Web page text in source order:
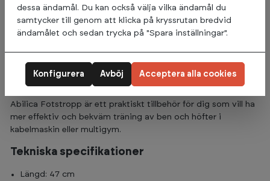
Stabilt fäste:
kraftig kardborre håller stroppen säkert på
plats
Mångsidig användning:passar för leg curl, kickback och
livslängd
Kompakt design:
enkel att använda och förvara
Abilica Fotstropp är ett praktiskt tillbehör för dig som vill ha
mer effektiv och bekväm träning av ben och höfter i
kabelmaskin eller multigym.
Tekniska specifikationer
Längd: 47 cm
dessa ändamål. Du kan också välja vilka ändamål du
samtycker till genom att klicka på kryssrutan bredvid
ändamålet och sedan trycka på "Spara inställningar".
Avböj
Konfigurera Acceptera alla cookies